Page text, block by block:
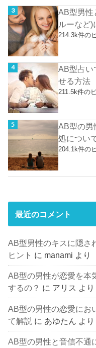
AB型男性
ルーなど)
214.3k件の
AB型占い
せる方法
211.5k件の
AB型の男
処につい
204.1k件の
最近のコメント
AB型男性のキスに隠さ
ヒント に manami より
AB型の男性が恋愛を本
するの？ に アリス より
AB型の男性の恋愛にお
て解説 に あゆたん より
AB型の男性と音信不通